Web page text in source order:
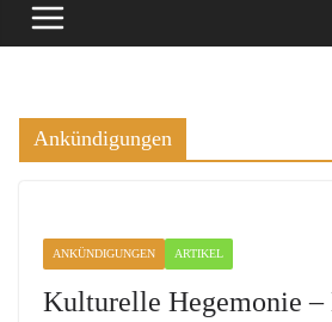
Ankündigungen
ANKÜNDIGUNGEN ARTIKEL
Kulturelle Hegemonie –